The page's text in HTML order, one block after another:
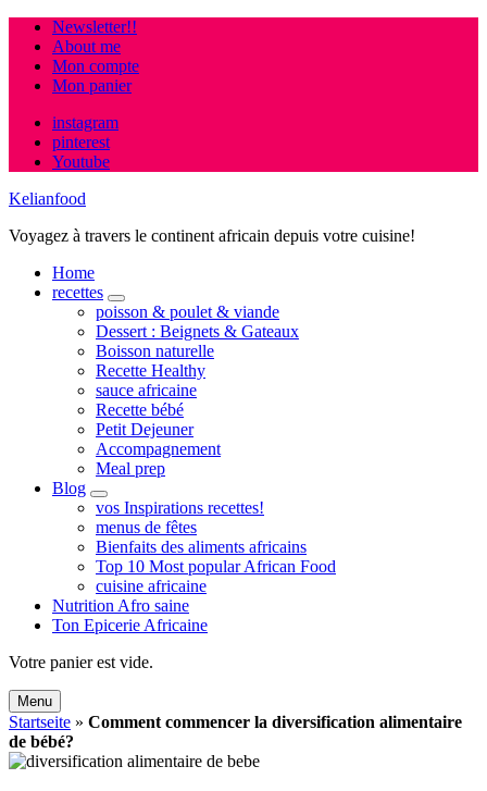
Newsletter!!
About me
Mon compte
Mon panier
instagram
pinterest
Youtube
Kelianfood
Voyagez à travers le continent africain depuis votre cuisine!
Home
recettes
expand
child
menu
poisson & poulet & viande
Dessert : Beignets & Gateaux
Boisson naturelle
Recette Healthy
sauce africaine
Recette bébé
Petit Dejeuner
Accompagnement
Meal prep
Blog
expand
child
menu
vos Inspirations recettes!
menus de fêtes
Bienfaits des aliments africains
Top 10 Most popular African Food
cuisine africaine
Nutrition Afro saine
Ton Epicerie Africaine
Search
Votre panier est vide.
Menu
Startseite » Comment commencer la diversification alimentaire
de bébé?